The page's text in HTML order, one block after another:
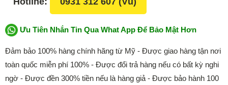
Ưu Tiên Nhắn Tin Qua What App Để Bảo Mật Hơn
Đảm bảo 100% hàng chính hãng từ Mỹ - Được giao hàng tận nơi
toàn quốc miễn phí 100% - Được đổi trả hàng nếu có bất kỳ nghi
ngờ - Được đền 300% tiền nếu là hàng giả - Được bảo hành 100